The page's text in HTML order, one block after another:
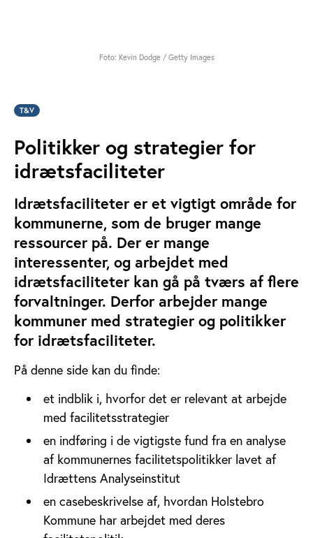
Foto: Kevin Dodge / Getty Images
T&V
Politikker og strategier for
idrætsfaciliteter
Idrætsfaciliteter er et vigtigt område for
kommunerne, som de bruger mange
ressourcer på. Der er mange
interessenter, og arbejdet med
idrætsfaciliteter kan gå på tværs af flere
forvaltninger. Derfor arbejder mange
kommuner med strategier og politikker
for idrætsfaciliteter.
På denne side kan du finde:
et indblik i, hvorfor det er relevant at arbejde
med facilitetsstrategier
en indføring i de vigtigste fund fra en analyse
af kommunernes facilitetspolitikker lavet af
Idrættens Analyseinstitut
en casebeskrivelse af, hvordan Holstebro
Kommune har arbejdet med deres